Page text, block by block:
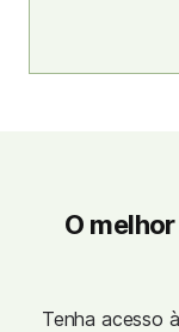
O
Tenha acesso